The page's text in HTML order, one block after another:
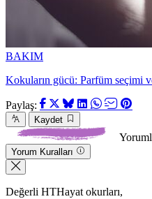
BAKIM
Kokuların gücü: Parfüm seçimi
Paylaş:
Kaydet
Yorum Kuralları
Değerli HTHayat okurları,